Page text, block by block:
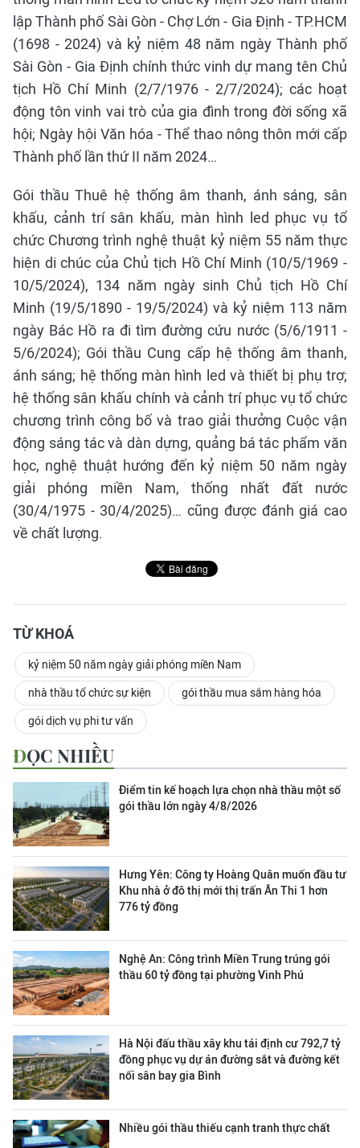
lập Thành phố Sài Gòn - Chợ Lớn - Gia Định - TP.HCM
(1698 - 2024) và kỷ niệm 48 năm ngày Thành phố
Sài Gòn - Gia Định chính thức vinh dự mang tên Chủ
tịch Hồ Chí Minh (2/7/1976 - 2/7/2024); các hoạt
động tôn vinh vai trò của gia đình trong đời sống xã
hội; Ngày hội Văn hóa - Thể thao nông thôn mới cấp
Thành phố lần thứ II năm 2024…
Gói thầu Thuê hệ thống âm thanh, ánh sáng, sân
khấu, cảnh trí sân khấu, màn hình led phục vụ tổ
chức Chương trình nghệ thuật kỷ niệm 55 năm thực
hiện di chúc của Chủ tịch Hồ Chí Minh (10/5/1969 -
10/5/2024), 134 năm ngày sinh Chủ tịch Hồ Chí
Minh (19/5/1890 - 19/5/2024) và kỷ niệm 113 năm
ngày Bác Hồ ra đi tìm đường cứu nước (5/6/1911 -
5/6/2024); Gói thầu Cung cấp hệ thống âm thanh,
ánh sáng; hệ thống màn hình led và thiết bị phụ trợ;
hệ thống sân khấu chính và cảnh trí phục vụ tổ chức
chương trình công bố và trao giải thưởng Cuộc vận
động sáng tác và dàn dựng, quảng bá tác phẩm văn
học, nghệ thuật hướng đến kỷ niệm 50 năm ngày
giải phóng miền Nam, thống nhất đất nước
(30/4/1975 - 30/4/2025)… cũng được đánh giá cao
về chất lượng.
TỪ KHOÁ
kỷ niệm 50 năm ngày giải phóng miền Nam
nhà thầu tổ chức sự kiện gói thầu mua sắm hàng hóa
gói dịch vụ phi tư vấn
ĐỌC NHIỀU
Điểm tin kế hoạch lựa chọn nhà thầu một số
gói thầu lớn ngày 4/8/2026
Hưng Yên: Công ty Hoàng Quân muốn đầu tư
Khu nhà ở đô thị mới thị trấn Ân Thi 1 hơn
776 tỷ đồng
Nghệ An: Công trình Miền Trung trúng gói
thầu 60 tỷ đồng tại phường Vinh Phú
Hà Nội đấu thầu xây khu tái định cư 792,7 tỷ
đồng phục vụ dự án đường sắt và đường kết
nối sân bay gia Bình
Nhiều gói thầu thiếu cạnh tranh thực chất